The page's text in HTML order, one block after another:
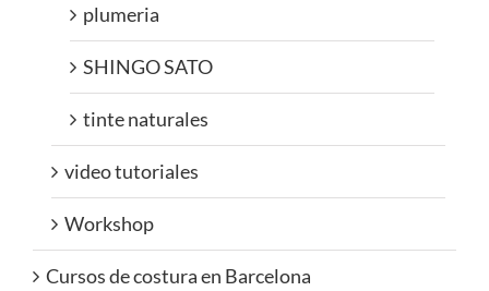
plumeria
SHINGO SATO
tinte naturales
video tutoriales
Workshop
Cursos de costura en Barcelona